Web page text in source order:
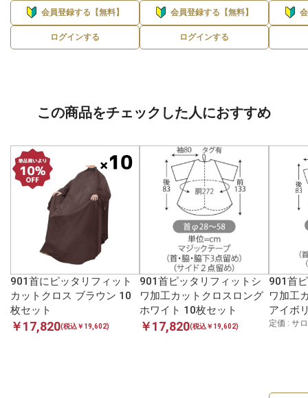
会員登録する【無料】
ログインする
会員登録する【無料】
ログインする
この商品をチェックした人におすすめ
901首にピッタリフィット
カットクロス ブラウン 10
枚セット
￥17,820(税込￥19,602)
901首ピッタリフィットシ
ワ加工カットクロスロング
ホワイト 10枚セット
￥17,820(税込￥19,602)
901首
ワ加工
アイボ
定価 : サ